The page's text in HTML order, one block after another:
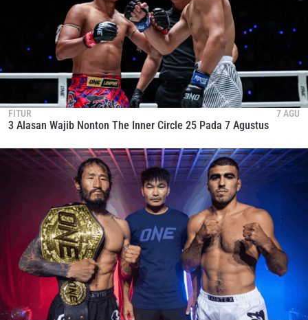
FITUR 7 AGU
3 Alasan Wajib Nonton The Inner Circle 25 Pada 7 Agustus